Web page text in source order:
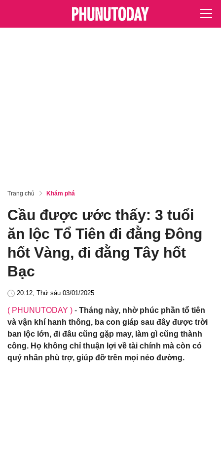
Trang chủ Khám phá
Cầu được ước thấy: 3 tuổi
ăn lộc Tổ Tiên đi đằng Đông
hốt Vàng, đi đằng Tây hốt
Bạc
20:12, Thứ sáu 03/01/2025
( PHUNUTODAY ) - Tháng này, nhờ phúc phần tổ tiên
và vận khí hanh thông, ba con giáp sau đây được trời
ban lộc lớn, đi đâu cũng gặp may, làm gì cũng thành
công. Họ không chỉ thuận lợi về tài chính mà còn có
quý nhân phù trợ, giúp đỡ trên mọi nẻo đường.